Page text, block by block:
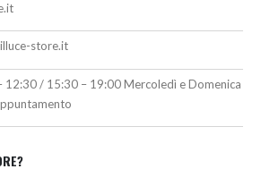
store.it
12:30 / 15:30 – 19:00 Mercoledì e Domenica